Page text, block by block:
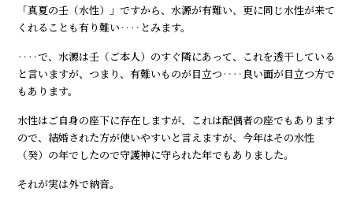
「真夏の壬（水性）」ですから、水源が有難い、更に同じ水性が来て
くれることも有り難い‥‥とみます。
‥‥で、水源は壬（ご本人）のすぐ隣にあって、これを透干している
と言いますが、つまり、有難いものが目立つ‥‥良い面が目立つ方で
もあります。
水性はご自身の座下に存在しますが、これは配偶者の座でもあります
ので、結婚された方が使いやすいと言えますが、今年はその水性
（癸）の年でしたので守護神に守られた年でもありました。
それが実は外で納音。